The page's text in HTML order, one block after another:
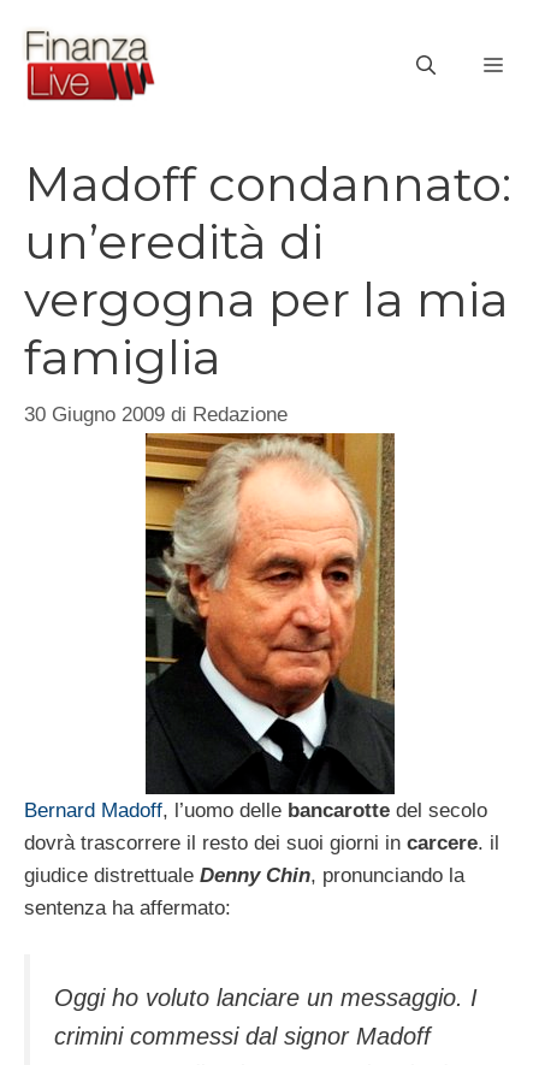
contenuto
Madoff condannato:
un’eredità di
vergogna per la mia
famiglia
30 Giugno 2009 di Redazione
Bernard Madoff, l’uomo delle bancarotte del secolo
dovrà trascorrere il resto dei suoi giorni in carcere. il
giudice distrettuale Denny Chin, pronunciando la
sentenza ha affermato:
Oggi ho voluto lanciare un messaggio. I
crimini commessi dal signor Madoff